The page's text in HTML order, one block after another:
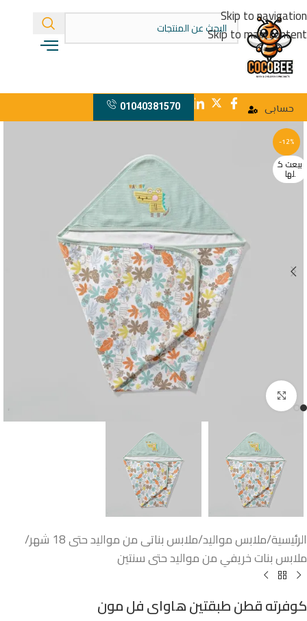
Skip to navigation
Skip to main content
حسابى 01040381570
-12%
بيعت ك
لها
اضغط للتكبير
الرئيسية/ملابس مواليد/ملابس بناتى من مواليد حتى 18 شهر
/
ملابس بنات خريفي من مواليد حتى سنتين
كوفرته قطن طبقتين هاواى فل مون